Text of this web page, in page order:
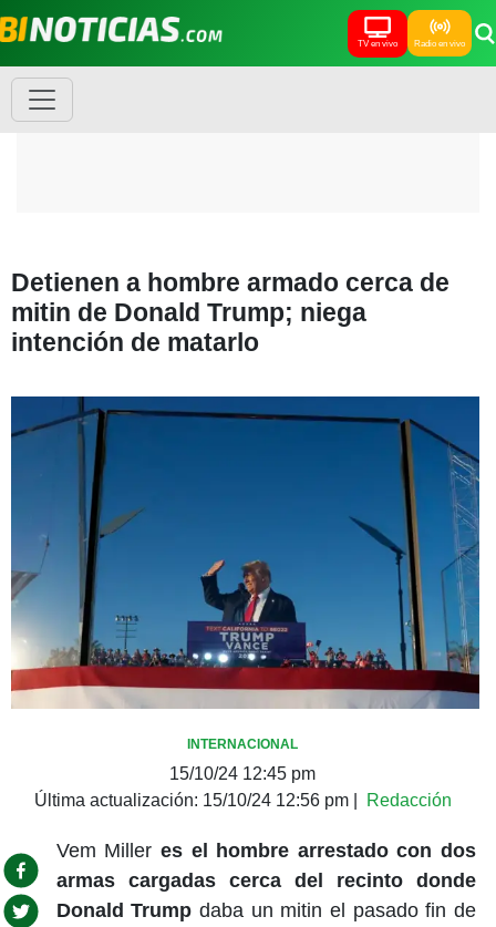
TV en vivo Radio en vivo
Detienen a hombre armado cerca de
mitin de Donald Trump; niega
intención de matarlo
INTERNACIONAL
15/10/24 12:45 pm
Última actualización: 15/10/24 12:56 pm| Redacción
Vem Miller es el hombre arrestado con dos
armas cargadas cerca del recinto donde
Donald Trump daba un mitin el pasado fin de